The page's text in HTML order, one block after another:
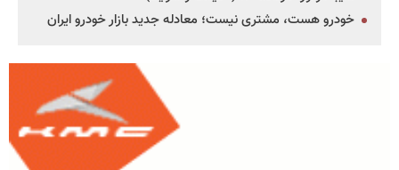
خودرو هست، مشتری نیست؛ معادله جدید بازار خودرو ایران